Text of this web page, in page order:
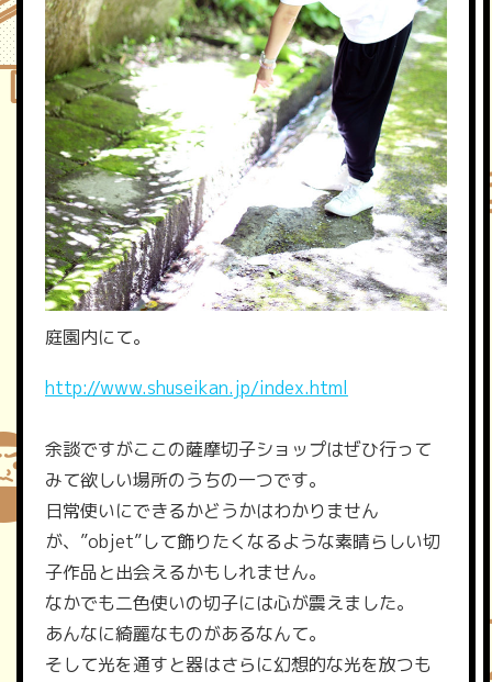
庭園内にて。
http://www.shuseikan.jp/index.html
余談ですがここの薩摩切子ショップはぜひ行って
みて欲しい場所のうちの一つです。
日常使いにできるかどうかはわかりません
が、”objet”して飾りたくなるような素晴らしい切
子作品と出会えるかもしれません。
なかでも二色使いの切子には心が震えました。
あんなに綺麗なものがあるなんて。
そして光を通すと器はさらに幻想的な光を放つも